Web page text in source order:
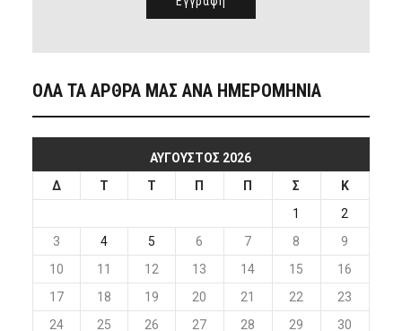
ΟΛΑ ΤΑ ΑΡΘΡΑ ΜΑΣ ΑΝΑ ΗΜΕΡΟΜΗΝΙΑ
ΑΎΓΟΥΣΤΟΣ 2026
Δ
Τ Τ Π Π Σ
Κ
1
2
3
4 5 6 7 8
9
10
11 12 13 14 15
16
17
18 19 20 21 22
23
24
25 26 27 28 29 30